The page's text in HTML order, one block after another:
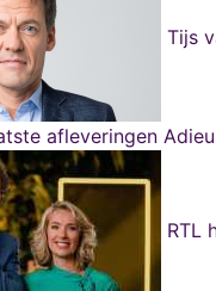
Tijs
afleveringen
RTL